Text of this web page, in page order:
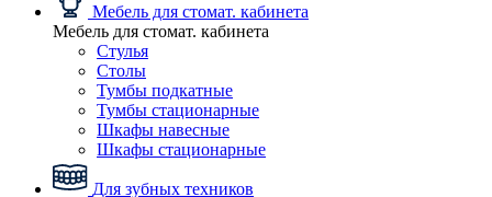
Мебель для стомат. кабинета
Мебель для стомат. кабинета
Стулья
Столы
Тумбы подкатные
Тумбы стационарные
Шкафы навесные
Шкафы стационарные
Для зубных техников